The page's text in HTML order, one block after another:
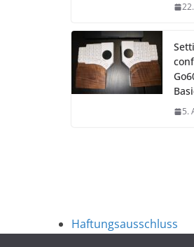
5.
Haftungsausschluss